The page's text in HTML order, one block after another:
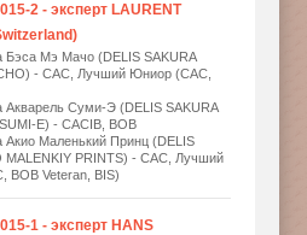
2 - эксперт LAURENT
Бэса Мэ Мачо (DELIS SAKURA
- САС, Лучший Юниор (САС,
Акварель Суми-Э (DELIS SAKURA
E) - САСIB, BOB
Акио Маленький Принц (DELIS
MALENKIY PRINTS) - САС, Лучший
BOB Veteran, BIS)
1 - эксперт HANS